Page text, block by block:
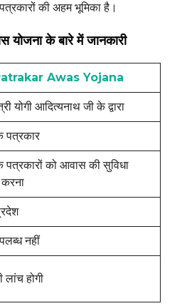
की अहम भूमिका है।
योजना के बारे में जानकारी
Awas Yojana
योगी आदित्यनाथ जी के द्वारा
पत्रकार
पत्रकारों को आवास की सुविधा
करना
नहीं
लांच होगी